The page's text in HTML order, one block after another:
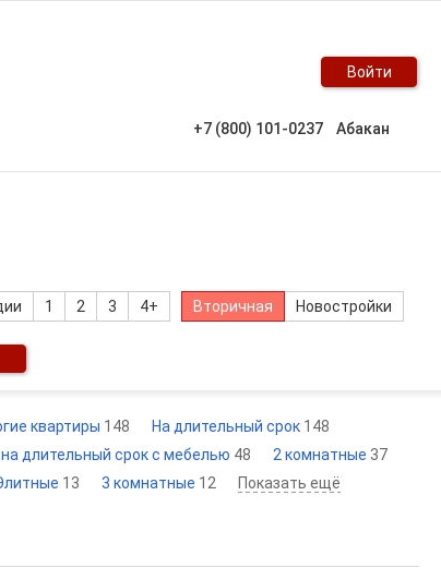
Войти
+7 (800) 101-0237 Абакан
1 2 3 4+ Вторичная Новостройки
квартиры 148 На длительный срок 148
длительный срок с мебелью 48 2 комнатные 37
13 3 комнатные 12 Показать ещё